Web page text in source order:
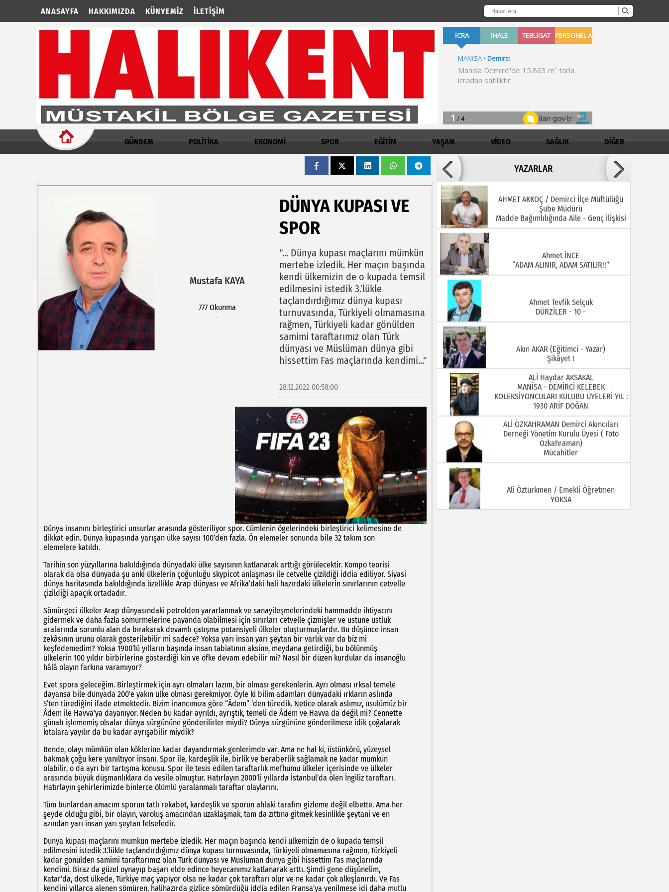
ANASAYFA HAKKIMIZDA KÜNYEMIZ İLETIŞIM
GÜNDEM POLİTİKA EKONOMİ SPOR EĞİTİM YAŞAM VİDEO SAĞLIK DİĞER
Mustafa KAYA
777 Okunma
DÜNYA KUPASI VE
SPOR
"... Dünya kupası maçlarını mümkün
mertebe izledik. Her maçın başında
kendi ülkemizin de o kupada temsil
edilmesini istedik 3.’lükle
taçlandırdığımız dünya kupası
turnuvasında, Türkiyeli olmamasına
rağmen, Türkiyeli kadar gönülden
samimi taraftarımız olan Türk
dünyası ve Müslüman dünya gibi
hissettim Fas maçlarında kendimi..."
28.12.2022 00:58:00
Dünya insanını birleştirici unsurlar arasında gösteriliyor spor. Cümlenin ögelerindeki birleştirici kelimesine de
dikkat edin. Dünya kupasında yarışan ülke sayısı 100’den fazla. Ön elemeler sonunda bile 32 takım son
elemelere katıldı.
Tarihin son yüzyıllarına bakıldığında dünyadaki ülke sayısının katlanarak arttığı görülecektir. Kompo teorisi
olarak da olsa dünyada şu anki ülkelerin çoğunluğu skypicot anlaşması ile cetvelle çizildiği iddia ediliyor. Siyasi
dünya haritasında bakıldığında özellikle Arap dünyası ve Afrika’daki hali hazırdaki ülkelerin sınırlarının cetvelle
çizildiği apaçık ortadadır.
Sömürgeci ülkeler Arap dünyasındaki petrolden yararlanmak ve sanayileşmelerindeki hammadde ihtiyacını
gidermek ve daha fazla sömürmelerine payanda olabilmesi için sınırları cetvelle çizmişler ve üstüne üstlük
aralarında sorunlu alan da bırakarak devamlı çatışma potansiyeli ülkeler oluşturmuşlardır. Bu düşünce insan
zekâsının ürünü olarak gösterilebilir mi sadece? Yoksa yarı insan yarı şeytan bir varlık var da biz mi
keşfedemedim? Yoksa 1900’lü yılların başında insan tabiatının aksine, meydana getirdiği, bu bölünmüş
ülkelerin 100 yıldır birbirlerine gösterdiği kin ve öfke devam edebilir mi? Nasıl bir düzen kurdular da insanoğlu
hâlâ olayın farkına varamıyor?
Evet spora geleceğim. Birleştirmek için ayrı olmaları lazım, bir olması gerekenlerin. Ayrı olması ırksal temele
dayansa bile dünyada 200’e yakın ülke olması gerekmiyor. Öyle ki bilim adamları dünyadaki ırkların aslında
5’ten türediğini ifade etmektedir. Bizim inancımıza göre “Âdem” ’den türedik. Netice olarak aslımız, usulümüz bir
Âdem ile Havva’ya dayanıyor. Neden bu kadar ayrıldı, ayrıştık, temeli de Âdem ve Havva da değil mi? Cennette
günah işlememiş olsalar dünya sürgününe gönderilirler miydi? Dünya sürgününe gönderilmese idik çoğalarak
kıtalara yayılır da bu kadar ayrışabilir miydik?
Bende, olayı mümkün olan köklerine kadar dayandırmak genlerimde var. Ama ne hal ki, üstünkörü, yüzeysel
bakmak çoğu kere yanıltıyor insanı. Spor ile, kardeşlik ile, birlik ve beraberlik sağlamak ne kadar mümkün
olabilir, o da ayrı bir tartışma konusu. Spor ile tesis edilen taraftarlık mefhumu ülkeler içerisinde ve ülkeler
arasında büyük düşmanlıklara da vesile olmuştur. Hatırlayın 2000’li yıllarda İstanbul’da ölen İngiliz taraftarı.
Hatırlayın şehirlerimizde binlerce ölümlü yaralanmalı taraftar olaylarını.
Tüm bunlardan amacım sporun tatlı rekabet, kardeşlik ve sporun ahlaki tarafını gizleme değil elbette. Ama her
şeyde olduğu gibi, bir olayın, varoluş amacından uzaklaşmak, tam da zıttına gitmek kesinlikle şeytani ve en
azından yarı insan yarı şeytan felsefedir.
Dünya kupası maçlarını mümkün mertebe izledik. Her maçın başında kendi ülkemizin de o kupada temsil
edilmesini istedik 3.’lükle taçlandırdığımız dünya kupası turnuvasında, Türkiyeli olmamasına rağmen, Türkiyeli
kadar gönülden samimi taraftarımız olan Türk dünyası ve Müslüman dünya gibi hissettim Fas maçlarında
kendimi. Biraz da güzel oynayıp başarı elde edince heyecanımız katlanarak arttı. Şimdi gene düşünelim,
Katar’da, dost ülkede, Türkiye maç yapıyor olsa ne kadar çok taraftarı olur ve ne kadar çok alkışlanırdı. Ve Fas
kendini yıllarca alenen sömüren, halihazırda gizlice sömürdüğü iddia edilen Fransa’ya yenilmese idi daha mutlu
YAZARLAR
İNŞALLAH MUHSİNLERDEN OLURUZ!
AHMET AKKOÇ / Demirci İlçe Müftülüğü
Şube Müdürü
Madde Bağımlılığında Aile - Genç İlişkisi
Ahmet İNCE
“ADAM ALINIR, ADAM SATILIR!!”
Ahmet Tevfik Selçuk
DÜRZİLER - 10 -
Akın AKAR (Eğitimci - Yazar)
Şikâyet !
ALİ Haydar AKSAKAL
MANİSA - DEMİRCİ KELEBEK
KOLEKSİYONCULARI KULÜBÜ ÜYELERİ YIL :
1930 ARİF DOĞAN
ALİ ÖZKAHRAMAN Demirci Akıncıları
Derneği Yönetim Kurulu Üyesi ( Foto
Özkahraman)
Mücahitler
Ali Öztürkmen / Emekli Öğretmen
YOKSA